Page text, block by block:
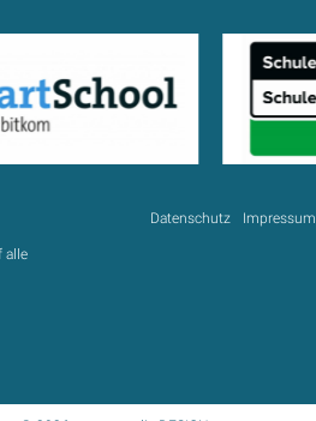
alle
Datenschutz Impressum